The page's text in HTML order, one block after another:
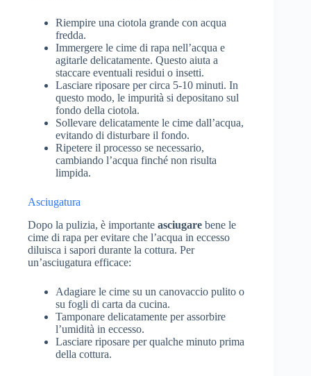
Riempire una ciotola grande con acqua
fredda.
Immergere le cime di rapa nell’acqua e
agitarle delicatamente. Questo aiuta a
staccare eventuali residui o insetti.
Lasciare riposare per circa 5-10 minuti. In
questo modo, le impurità si depositano sul
fondo della ciotola.
Sollevare delicatamente le cime dall’acqua,
evitando di disturbare il fondo.
Ripetere il processo se necessario,
cambiando l’acqua finché non risulta
limpida.
Asciugatura
Dopo la pulizia, è importante asciugare bene le
cime di rapa per evitare che l’acqua in eccesso
diluisca i sapori durante la cottura. Per
un’asciugatura efficace:
Adagiare le cime su un canovaccio pulito o
su fogli di carta da cucina.
Tamponare delicatamente per assorbire
l’umidità in eccesso.
Lasciare riposare per qualche minuto prima
della cottura.